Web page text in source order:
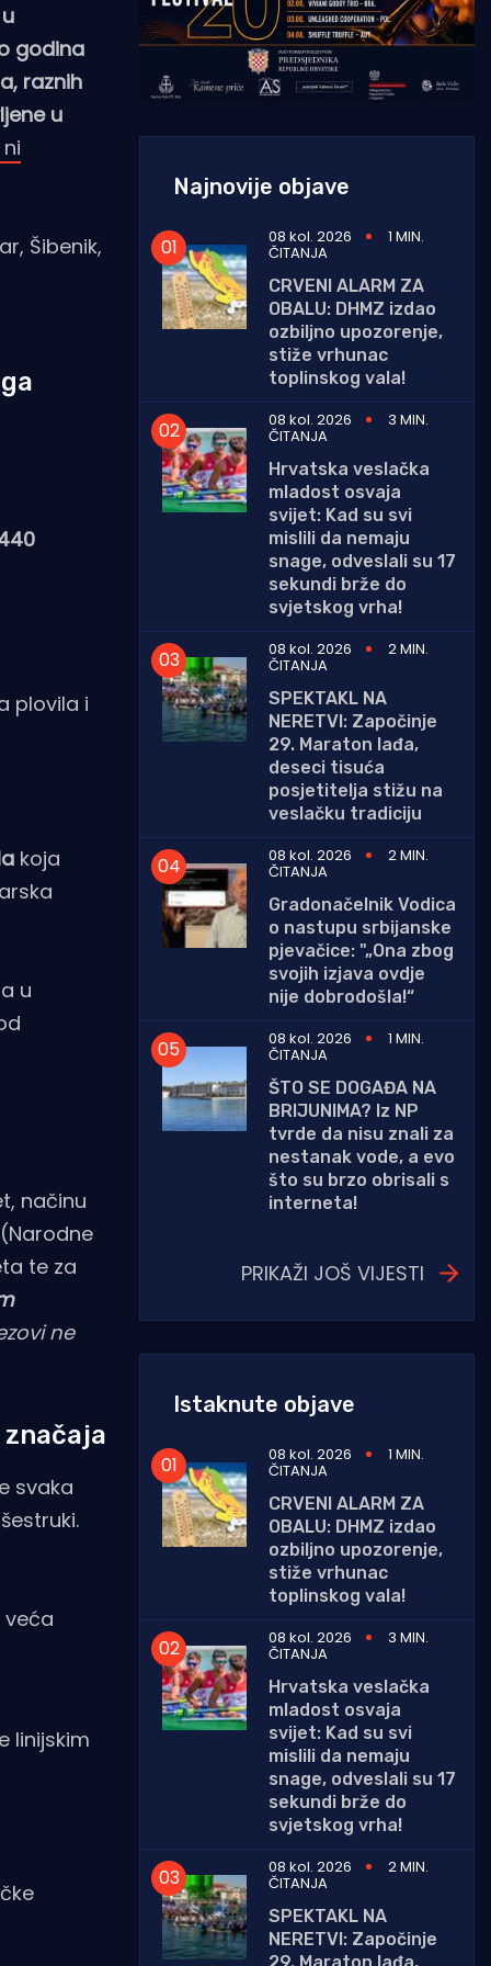
godina
raznih
u
Šibenik,
plovila i
koja
u
načinu
te za
ne
svaka
veća
linijskim
Najnovije objave
08 kol. 2026 1 MIN.
ČITANJA
CRVENI ALARM ZA
OBALU: DHMZ izdao
ozbiljno upozorenje,
stiže vrhunac
toplinskog vala!
08 kol. 2026
3 MIN.
ČITANJA
Hrvatska veslačka
mladost osvaja
svijet: Kad su svi
mislili da nemaju
snage, odveslali su 17
sekundi brže do
svjetskog vrha!
08 kol. 2026
2 MIN.
ČITANJA
SPEKTAKL NA
NERETVI: Započinje
29. Maraton lađa,
deseci tisuća
posjetitelja stižu na
veslačku tradiciju
08 kol. 2026
2 MIN.
ČITANJA
Gradonačelnik Vodica
o nastupu srbijanske
pjevačice: "„Ona zbog
svojih izjava ovdje
nije dobrodošla!“
08 kol. 2026
1 MIN.
ČITANJA
ŠTO SE DOGAĐA NA
BRIJUNIMA? Iz NP
tvrde da nisu znali za
nestanak vode, a evo
što su brzo obrisali s
interneta!
PRIKAŽI JOŠ VIJESTI
Istaknute objave
08 kol. 2026 1 MIN.
ČITANJA
CRVENI ALARM ZA
OBALU: DHMZ izdao
ozbiljno upozorenje,
stiže vrhunac
toplinskog vala!
08 kol. 2026
3 MIN.
ČITANJA
Hrvatska veslačka
mladost osvaja
svijet: Kad su svi
mislili da nemaju
snage, odveslali su 17
sekundi brže do
svjetskog vrha!
08 kol. 2026
2 MIN.
ČITANJA
SPEKTAKL NA
NERETVI: Započinje
29. Maraton lađa,